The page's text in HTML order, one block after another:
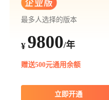
最多人选择的版本
¥ 9800/年
赠送500元通用余额
立即开通